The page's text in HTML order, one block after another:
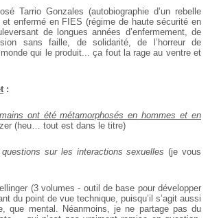
Tarrio Gonzales (autobiographie d’un rebelle
enfermé en FIES (régime de hautesécurité en
de longues années d’enfermement,
de
sans faille, de solidarité, de l’horreur de
qui le produit... ça fout larage au ventre et
:
ont été métamorphosés en hommes et en
(heu… tout est dans le titre)
sur les interactions sexuelles (je vous
(3 volumes - outil de base pour développer
du point de vue technique, puisqu’il s’agit aussi
que mental. Néanmoins, je ne partage pas du